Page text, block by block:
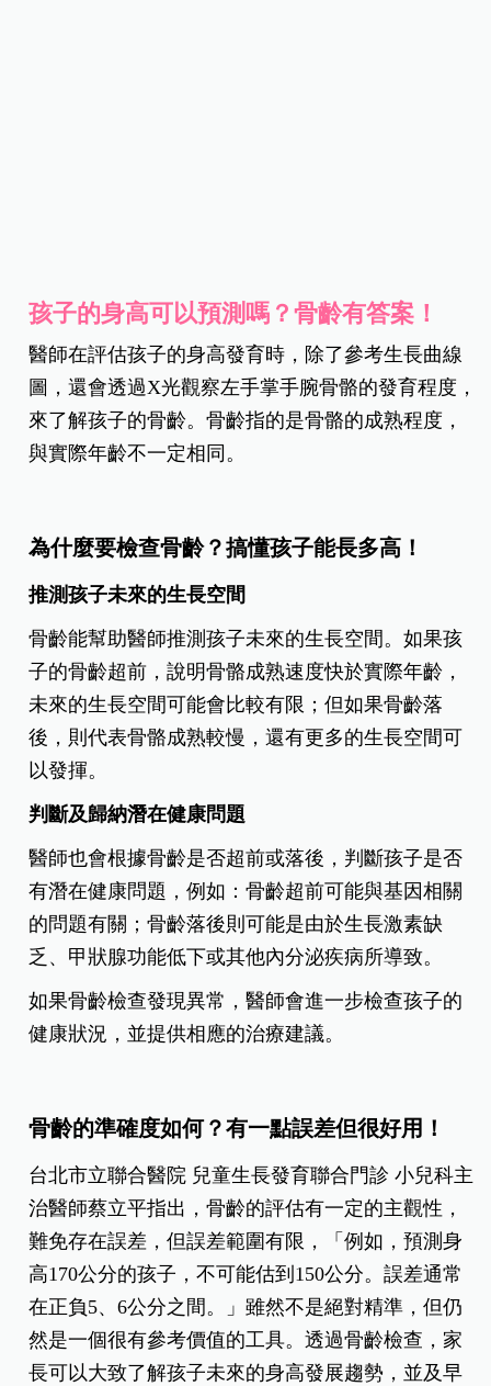
孩子的身高可以預測嗎？骨齡有答案！
醫師在評估孩子的身高發育時，除了參考生長曲線
圖，還會透過X光觀察左手掌手腕骨骼的發育程度，
來了解孩子的骨齡。骨齡指的是骨骼的成熟程度，
與實際年齡不一定相同。
為什麼要檢查骨齡？搞懂孩子能長多高！
推測孩子未來的生長空間
骨齡能幫助醫師推測孩子未來的生長空間。如果孩
子的骨齡超前，說明骨骼成熟速度快於實際年齡，
未來的生長空間可能會比較有限；但如果骨齡落
後，則代表骨骼成熟較慢，還有更多的生長空間可
以發揮。
判斷及歸納潛在健康問題
醫師也會根據骨齡是否超前或落後，判斷孩子是否
有潛在健康問題，例如：骨齡超前可能與基因相關
的問題有關；骨齡落後則可能是由於生長激素缺
乏、甲狀腺功能低下或其他內分泌疾病所導致。
如果骨齡檢查發現異常，醫師會進一步檢查孩子的
健康狀況，並提供相應的治療建議。
骨齡的準確度如何？有一點誤差但很好用！
台北市立聯合醫院 兒童生長發育聯合門診 小兒科主
治醫師蔡立平指出，骨齡的評估有一定的主觀性，
難免存在誤差，但誤差範圍有限，「例如，預測身
高170公分的孩子，不可能估到150公分。誤差通常
在正負5、6公分之間。」雖然不是絕對精準，但仍
然是一個很有參考價值的工具。透過骨齡檢查，家
長可以大致了解孩子未來的身高發展趨勢，並及早